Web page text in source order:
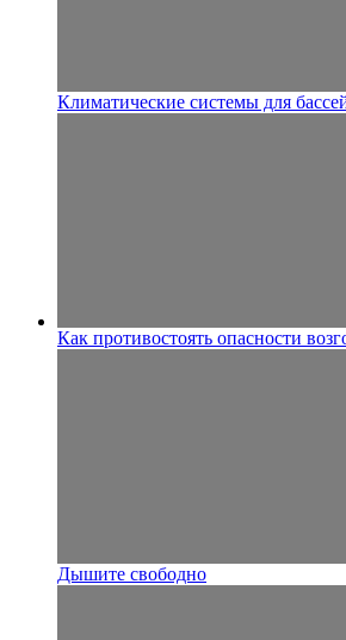
Климатические системы для
Как противостоять опасности
Дышите свободно